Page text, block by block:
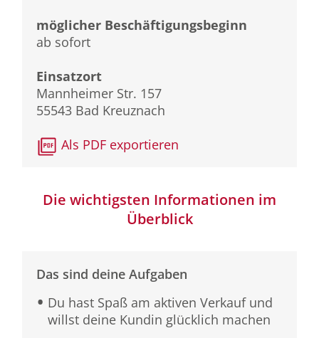
möglicher Beschäftigungsbeginn
ab sofort
Einsatzort
Mannheimer Str. 157
55543 Bad Kreuznach
Als PDF exportieren
Die wichtigsten Informationen im
Überblick
Das sind deine Aufgaben
Du hast Spaß am aktiven Verkauf und
willst deine Kundin glücklich machen